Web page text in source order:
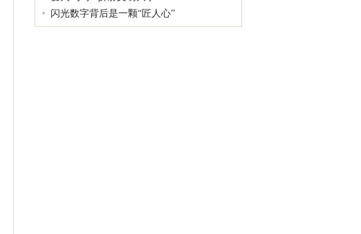
闪光数字背后是一颗“匠人心”